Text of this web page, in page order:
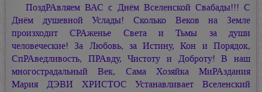
ПоздРАвляем ВАС с Днём Вселенской Свабады!!! С
Днём душевной Услады! Сколько Веков на Земле
произходит СРАженье Света и Тьмы за души
человеческие! За Любовь, за Истину, Кон и Порядок,
СпРАведливость, ПРАвду, Чистоту и Доброту! В наш
многострадальный Век, Сама Хозяйка МиРАздания
Мария ДЭВИ ХРИСТОС Устанавливает Вселенский